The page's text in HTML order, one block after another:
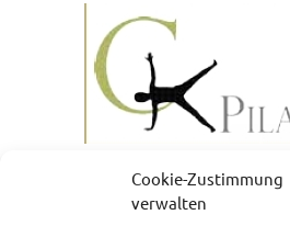
Cookie-Zustimmung
verwalten